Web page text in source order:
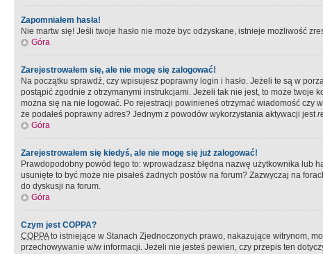
Zapomniałem hasła!
Nie martw się! Jeśli twoje hasło nie może byc odzyskane, istnieje możliwość
Góra
Zarejestrowałem się, ale nie mogę się zalogować!
Na początku sprawdź, czy wpisujesz poprawny login i hasło. Jeżeli te są w
postąpić zgodnie z otrzymanymi instrukcjami. Jeżeli tak nie jest, to może twoje
można się na nie logować. Po rejestracji powinieneś otrzymać wiadomość czy
że podałeś poprawny adres? Jednym z powodów wykorzystania aktywacji jest
Góra
Zarejestrowałem się kiedyś, ale nie mogę się już zalogować!
Prawdopodobny powód tego to: wprowadzasz błędna nazwę użytkownika lub
usunięte to być może nie pisałeś żadnych postów na forum? Zazwyczaj na
do dyskusji na forum.
Góra
Czym jest COPPA?
COPPAto istniejące w Stanach Zjednoczonych prawo, nakazujące witrynom,
przechowywanie w/w informacji. Jeżeli nie jesteś pewien, czy przepis ten